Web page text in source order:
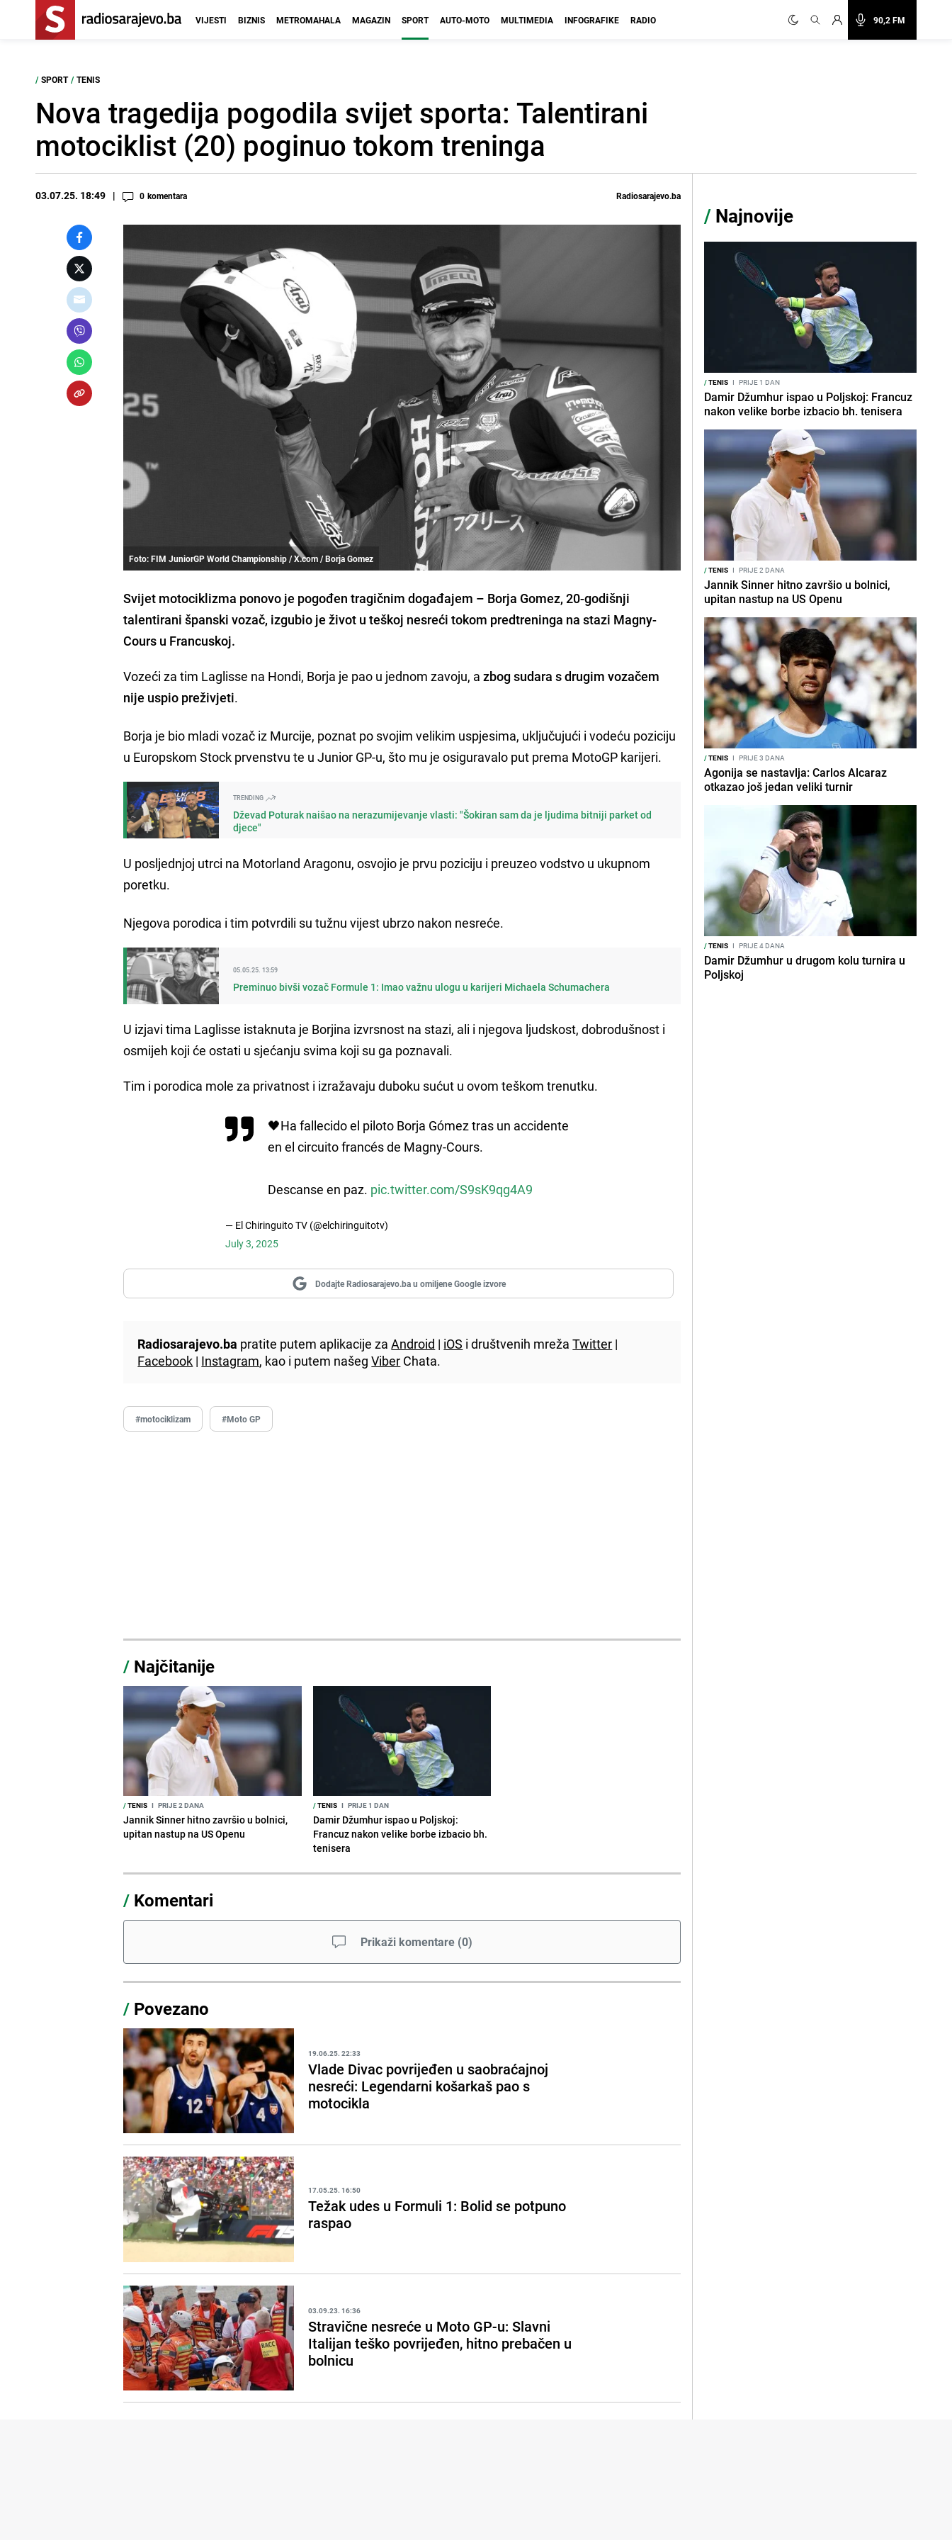
90,2 FM
VIJESTI BIZNIS METROMAHALA MAGAZIN SPORT AUTO-MOTO MULTIMEDIA INFOGRAFIKE RADIO
/ SPORT / TENIS
Nova tragedija pogodila svijet sporta: Talentirani
motociklist (20) poginuo tokom treninga
03.07.25. 18:49 0 komentara Radiosarajevo.ba
Foto: FIM JuniorGP World Championship / X.com / Borja Gomez
Svijet motociklizma ponovo je pogođen tragičnim događajem – Borja Gomez, 20-godišnji
talentirani španski vozač, izgubio je život u teškoj nesreći tokom predtreninga na stazi Magny-
Cours u Francuskoj.
Vozeći za tim Laglisse na Hondi, Borja je pao u jednom zavoju, a zbog sudara s drugim vozačem
nije uspio preživjeti.
Borja je bio mladi vozač iz Murcije, poznat po svojim velikim uspjesima, uključujući i vodeću poziciju
u Europskom Stock prvenstvu te u Junior GP-u, što mu je osiguravalo put prema MotoGP karijeri.
TRENDING
Dževad Poturak naišao na nerazumijevanje vlasti: "Šokiran sam da je ljudima bitniji parket od
djece"
U posljednjoj utrci na Motorland Aragonu, osvojio je prvu poziciju i preuzeo vodstvo u ukupnom
poretku.
Njegova porodica i tim potvrdili su tužnu vijest ubrzo nakon nesreće.
05.05.25. 13:59
Preminuo bivši vozač Formule 1: Imao važnu ulogu u karijeri Michaela Schumachera
U izjavi tima Laglisse istaknuta je Borjina izvrsnost na stazi, ali i njegova ljudskost, dobrodušnost i
osmijeh koji će ostati u sjećanju svima koji su ga poznavali.
Tim i porodica mole za privatnost i izražavaju duboku sućut u ovom teškom trenutku.
🖤Ha fallecido el piloto Borja Gómez tras un accidente
en el circuito francés de Magny-Cours.
Descanse en paz. pic.twitter.com/S9sK9qg4A9
— El Chiringuito TV (@elchiringuitotv)
July 3, 2025
Dodajte Radiosarajevo.ba u omiljene Google izvore
Radiosarajevo.ba pratite putem aplikacije zaAndroid | iOS i društvenih mrežaTwitter |
Facebook | Instagram, kao i putem našegViber Chata.
#motociklizam #Moto GP
/ Najčitanije
/TENIS I PRIJE 2 DANA
Jannik Sinner hitno završio u bolnici,
upitan nastup na US Openu
/TENIS I PRIJE 1 DAN
Damir Džumhur ispao u Poljskoj:
Francuz nakon velike borbe izbacio bh.
tenisera
/ Komentari
Prikaži komentare (0)
/ Povezano
19.06.25. 22:33
Vlade Divac povrijeđen u saobraćajnoj
nesreći: Legendarni košarkaš pao s
motocikla
17.05.25. 16:50
Težak udes u Formuli 1: Bolid se potpuno
raspao
03.09.23. 16:36
Stravične nesreće u Moto GP-u: Slavni
Italijan teško povrijeđen, hitno prebačen u
bolnicu
/ Najnovije
/TENIS I PRIJE 1 DAN
Damir Džumhur ispao u Poljskoj: Francuz
nakon velike borbe izbacio bh. tenisera
/TENIS I PRIJE 2 DANA
Jannik Sinner hitno završio u bolnici,
upitan nastup na US Openu
/TENIS I PRIJE 3 DANA
Agonija se nastavlja: Carlos Alcaraz
otkazao još jedan veliki turnir
/TENIS I PRIJE 4 DANA
Damir Džumhur u drugom kolu turnira u
Poljskoj